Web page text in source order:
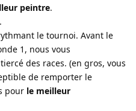
peintre.
le tournoi. Avant le
1, nous vous
des races. (en gros, vous
de remporter le
pour le meilleur